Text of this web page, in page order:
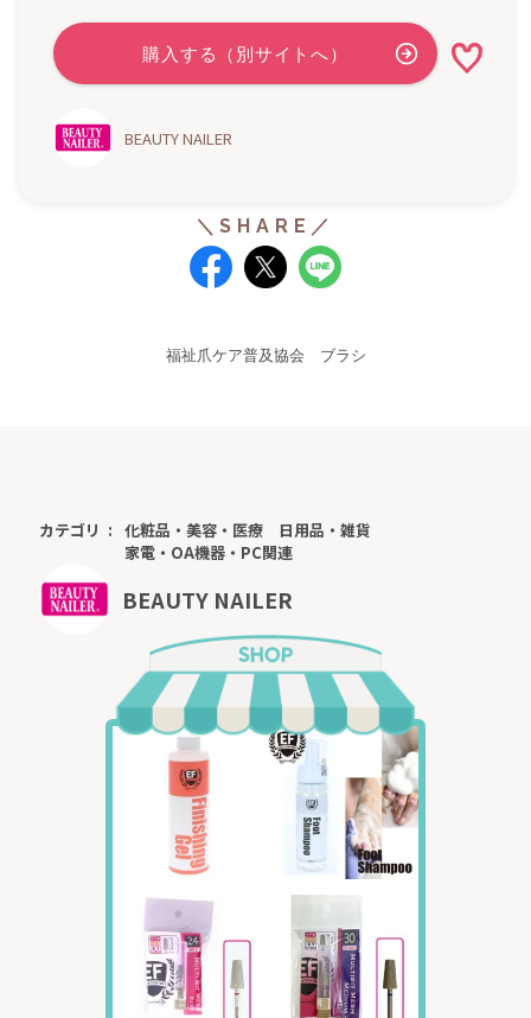
BEAUTY NAILER
福祉爪ケア普及協会 ブラシ
カテゴリ 化粧品・美容・医療
日用品・雑貨
家電・OA機器・PC関連
BEAUTY NAILER